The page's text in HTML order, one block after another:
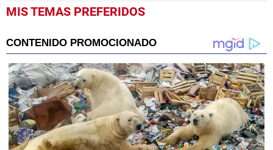
MIS TEMAS PREFERIDOS